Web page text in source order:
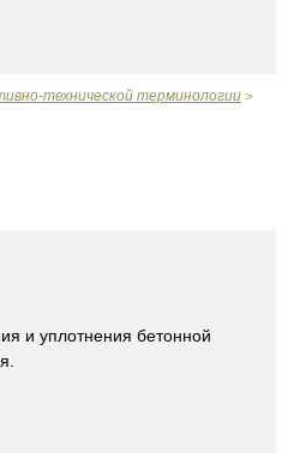
технической терминологии >
и уплотнения бетонной